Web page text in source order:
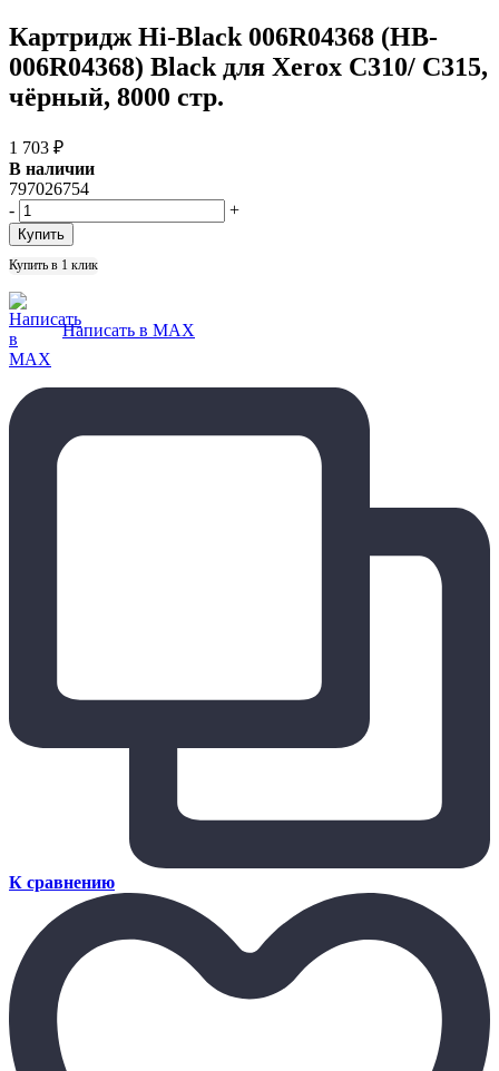
Картридж Hi-Black 006R04368 (HB-
006R04368) Black для Xerox C310/ C315,
чёрный, 8000 стр.
1 703 ₽
В наличии
797026754
-
+
Купить в 1 клик
Написать в MAX
К сравнению